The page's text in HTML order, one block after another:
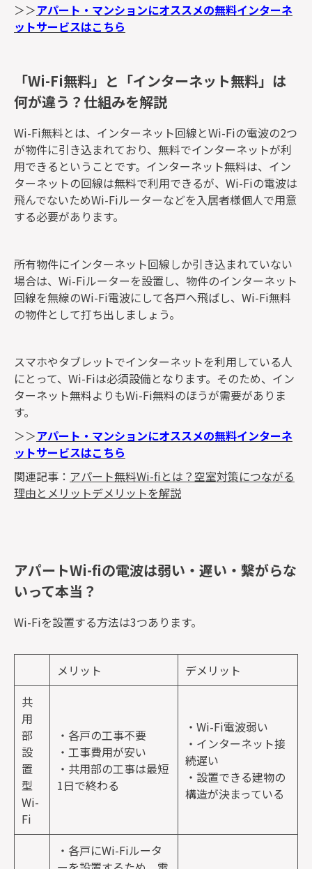
＞＞アパート・マンションにオススメの無料インターネ
ットサービスはこちら
「Wi-Fi無料」と「インターネット無料」は
何が違う？仕組みを解説
Wi-Fi無料とは、インターネット回線とWi-Fiの電波の2つ
が物件に引き込まれており、無料でインターネットが利
用できるということです。インターネット無料は、イン
ターネットの回線は無料で利用できるが、Wi-Fiの電波は
飛んでないためWi-Fiルーターなどを入居者様個人で用意
する必要があります。
所有物件にインターネット回線しか引き込まれていない
場合は、Wi-Fiルーターを設置し、物件のインターネット
回線を無線のWi-Fi電波にして各戸へ飛ばし、Wi-Fi無料
の物件として打ち出しましょう。
スマホやタブレットでインターネットを利用している人
にとって、Wi-Fiは必須設備となります。そのため、イン
ターネット無料よりもWi-Fi無料のほうが需要がありま
す。
＞＞アパート・マンションにオススメの無料インターネ
ットサービスはこちら
関連記事： アパート無料Wi-fiとは？空室対策につながる
理由とメリットデメリットを解説
アパートWi-fiの電波は弱い・遅い・繋がらな
いって本当？
Wi-Fiを設置する方法は3つあります。
メリット
デメリット
共
用
部
設
置
型
Wi-
Fi
・各戸の工事不要
・工事費用が安い
・共用部の工事は最短
1日で終わる
・Wi-Fi電波弱い
・インターネット接
続遅い
・設置できる建物の
構造が決まっている
・各戸にWi-Fiルータ